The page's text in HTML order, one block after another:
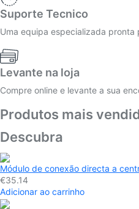
Suporte Tecnico
Uma equipa especializada pronta
Levante na loja
Compre online e levante a sua
Produtos mais
Descubra
Módulo de conexão directa a
€35.14
Adicionar ao carrinho